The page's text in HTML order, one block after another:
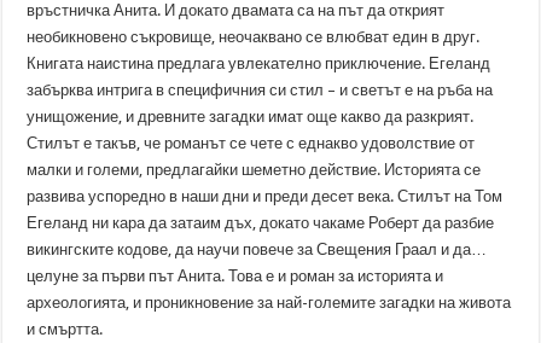
връстничка Анита. И докато двамата са на път да открият
необикновено съкровище, неочаквано се влюбват един в друг.
Книгата наистина предлага увлекателно приключение. Егеланд
забърква интрига в специфичния си стил – и светът е на ръба на
унищожение, и древните загадки имат още какво да разкрият.
Стилът е такъв, че романът се чете с еднакво удоволствие от
малки и големи, предлагайки шеметно действие. Историята се
развива успоредно в наши дни и преди десет века. Стилът на Том
Егеланд ни кара да затаим дъх, докато чакаме Роберт да разбие
викингските кодове, да научи повече за Свещения Граал и да…
целуне за първи път Анита. Това е и роман за историята и
археологията, и проникновение за най-големите загадки на живота
и смъртта.